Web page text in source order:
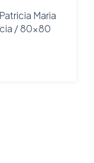
Maria
/ 80x80